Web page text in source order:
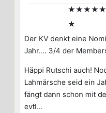
★
Der KV denkt eine
Jahr…. 3/4 der
Häppi Rutschi auch!
Lahmärsche seid ein
fängt dann schon mit
evtl…